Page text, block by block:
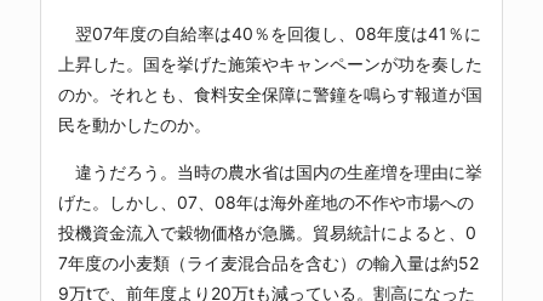
翌07年度の自給率は40％を回復し、08年度は41％に
上昇した。国を挙げた施策やキャンペーンが功を奏した
のか。それとも、食料安全保障に警鐘を鳴らす報道が国
民を動かしたのか。
違うだろう。当時の農水省は国内の生産増を理由に挙
げた。しかし、07、08年は海外産地の不作や市場への
投機資金流入で穀物価格が急騰。貿易統計によると、0
7年度の小麦類（ライ麦混合品を含む）の輸入量は約52
9万tで、前年度より20万tも減っている。割高になった